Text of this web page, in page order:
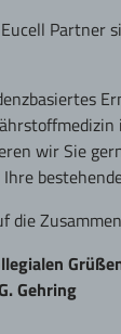
Partner
wir Sie
die
Gehring